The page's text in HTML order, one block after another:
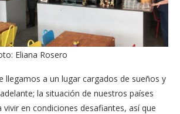
Eliana Rosero
llegamos a un lugar cargados de sueños y
la situación de nuestros países
vivir en condiciones desafiantes, así que